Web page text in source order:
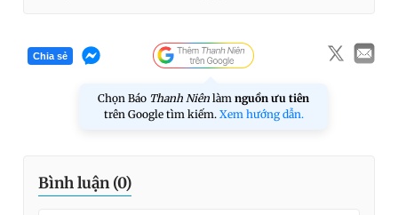
Chia sẻ
Chọn Báo Thanh Niên làm nguồn ưu tiên
trên Google tìm kiếm. Xem hướng dẫn.
Bình luận (0)